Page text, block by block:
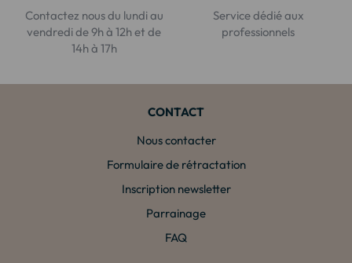
Contactez nous du lundi au
vendredi de 9h à 12h et de
14h à 17h
Service dédié aux
professionnels
CONTACT
Nous contacter
Formulaire de rétractation
Inscription newsletter
Parrainage
FAQ